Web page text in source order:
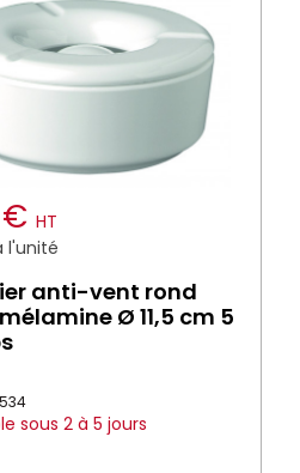
HT
l'unité
anti-vent rond
Ø 11,5 cm 5
sous 2 à 5 jours